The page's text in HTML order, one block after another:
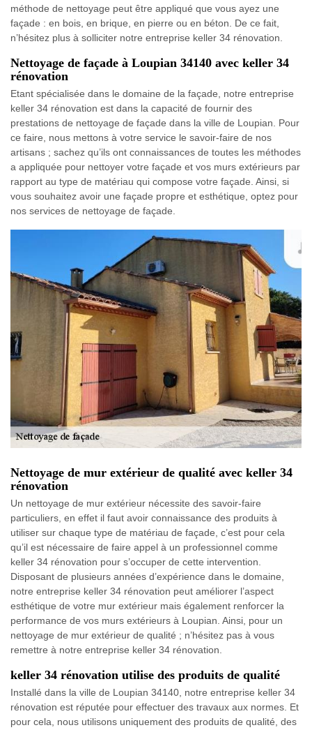
méthode de nettoyage peut être appliqué que vous ayez une
façade : en bois, en brique, en pierre ou en béton. De ce fait,
n’hésitez plus à solliciter notre entreprise keller 34 rénovation.
Nettoyage de façade à Loupian 34140 avec keller 34
rénovation
Etant spécialisée dans le domaine de la façade, notre entreprise
keller 34 rénovation est dans la capacité de fournir des
prestations de nettoyage de façade dans la ville de Loupian. Pour
ce faire, nous mettons à votre service le savoir-faire de nos
artisans ; sachez qu’ils ont connaissances de toutes les méthodes
a appliquée pour nettoyer votre façade et vos murs extérieurs par
rapport au type de matériau qui compose votre façade. Ainsi, si
vous souhaitez avoir une façade propre et esthétique, optez pour
nos services de nettoyage de façade.
Nettoyage de mur extérieur de qualité avec keller 34
rénovation
Un nettoyage de mur extérieur nécessite des savoir-faire
particuliers, en effet il faut avoir connaissance des produits à
utiliser sur chaque type de matériau de façade, c’est pour cela
qu’il est nécessaire de faire appel à un professionnel comme
keller 34 rénovation pour s’occuper de cette intervention.
Disposant de plusieurs années d’expérience dans le domaine,
notre entreprise keller 34 rénovation peut améliorer l’aspect
esthétique de votre mur extérieur mais également renforcer la
performance de vos murs extérieurs à Loupian. Ainsi, pour un
nettoyage de mur extérieur de qualité ; n’hésitez pas à vous
remettre à notre entreprise keller 34 rénovation.
keller 34 rénovation utilise des produits de qualité
Installé dans la ville de Loupian 34140, notre entreprise keller 34
rénovation est réputée pour effectuer des travaux aux normes. Et
pour cela, nous utilisons uniquement des produits de qualité, des